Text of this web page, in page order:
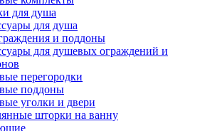
для душа
для душа
и поддоны
для душевых ограждений и
перегородки
поддоны
уголки и двери
шторки на ванну